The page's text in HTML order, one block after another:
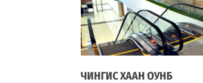
ЧИНГИС ХААН ОУНБ